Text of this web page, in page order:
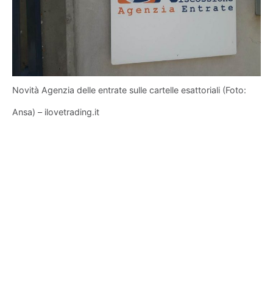
Novità Agenzia delle entrate sulle cartelle esattoriali (Foto:
Ansa) – ilovetrading.it